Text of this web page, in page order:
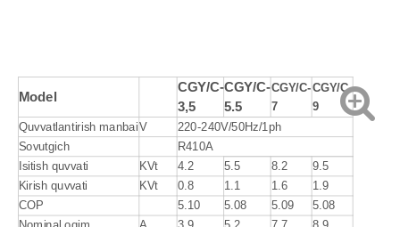
Model
CGY/C-
3,5
CGY/C-
5.5
CGY/C-
7
CGY/C-
9
Quvvatlantirish manbaiV
220-240V/50Hz/1ph
Sovutgich
R410A
Isitish quvvati
KVt 4.2 5.5 8.2
9.5
Kirish quvvati
KVt 0.8 1.1 1.6
1.9
COP
5.10 5.08 5.09
5.08